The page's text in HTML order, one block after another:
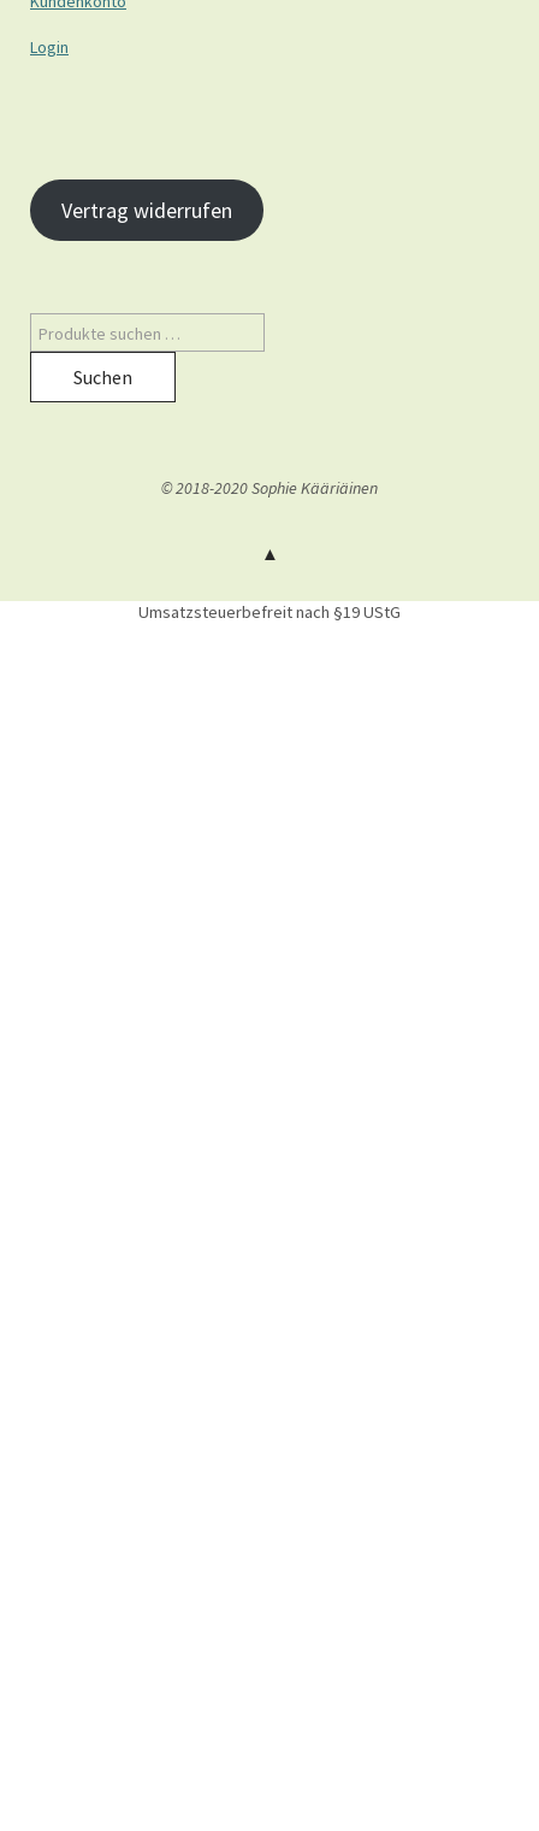
Login
Vertrag widerrufen
Suchen
© 2018-2020 Sophie Kääriäinen
Umsatzsteuerbefreit nach §19 UStG